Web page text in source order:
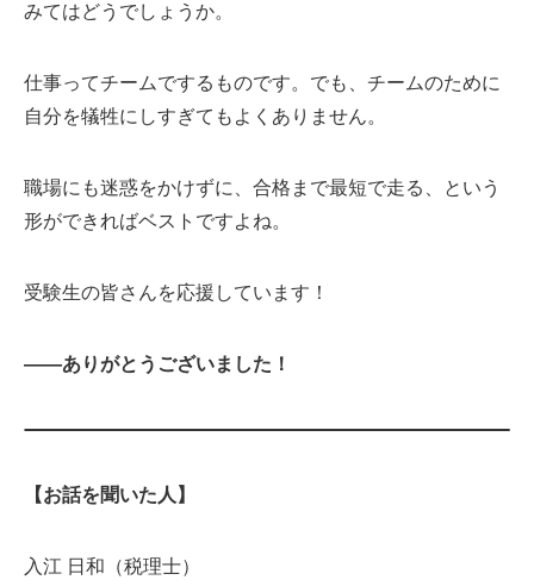
みてはどうでしょうか。
仕事ってチームでするものです。でも、チームのために
自分を犠牲にしすぎてもよくありません。
職場にも迷惑をかけずに、合格まで最短で走る、という
形ができればベストですよね。
受験生の皆さんを応援しています！
――ありがとうございました！
【お話を聞いた人】
入江 日和（税理士）